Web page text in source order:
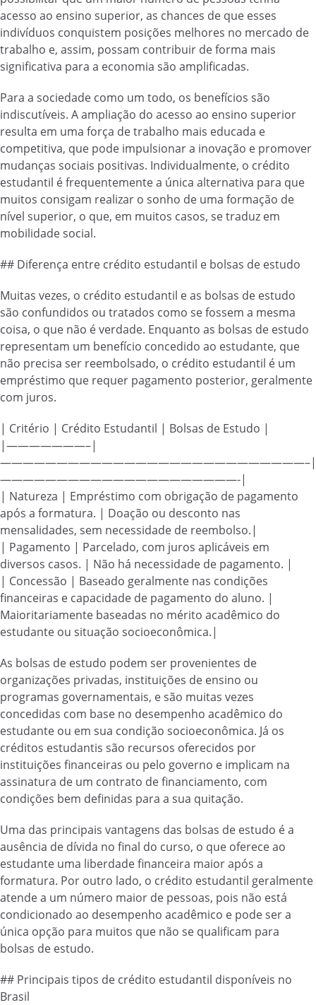
acesso ao ensino superior, as chances de que esses
indivíduos conquistem posições melhores no mercado de
trabalho e, assim, possam contribuir de forma mais
significativa para a economia são amplificadas.
Para a sociedade como um todo, os benefícios são
indiscutíveis. A ampliação do acesso ao ensino superior
resulta em uma força de trabalho mais educada e
competitiva, que pode impulsionar a inovação e promover
mudanças sociais positivas. Individualmente, o crédito
estudantil é frequentemente a única alternativa para que
muitos consigam realizar o sonho de uma formação de
nível superior, o que, em muitos casos, se traduz em
mobilidade social.
## Diferença entre crédito estudantil e bolsas de estudo
Muitas vezes, o crédito estudantil e as bolsas de estudo
são confundidos ou tratados como se fossem a mesma
coisa, o que não é verdade. Enquanto as bolsas de estudo
representam um benefício concedido ao estudante, que
não precisa ser reembolsado, o crédito estudantil é um
empréstimo que requer pagamento posterior, geralmente
com juros.
| Critério | Crédito Estudantil | Bolsas de Estudo |
|———————–|
———————————————————————————–|
—————————————————————-|
| Natureza | Empréstimo com obrigação de pagamento
após a formatura. | Doação ou desconto nas
mensalidades, sem necessidade de reembolso.|
| Pagamento | Parcelado, com juros aplicáveis em
diversos casos. | Não há necessidade de pagamento. |
| Concessão | Baseado geralmente nas condições
financeiras e capacidade de pagamento do aluno. |
Maioritariamente baseadas no mérito acadêmico do
estudante ou situação socioeconômica.|
As bolsas de estudo podem ser provenientes de
organizações privadas, instituições de ensino ou
programas governamentais, e são muitas vezes
concedidas com base no desempenho acadêmico do
estudante ou em sua condição socioeconômica. Já os
créditos estudantis são recursos oferecidos por
instituições financeiras ou pelo governo e implicam na
assinatura de um contrato de financiamento, com
condições bem definidas para a sua quitação.
Uma das principais vantagens das bolsas de estudo é a
ausência de dívida no final do curso, o que oferece ao
estudante uma liberdade financeira maior após a
formatura. Por outro lado, o crédito estudantil geralmente
atende a um número maior de pessoas, pois não está
condicionado ao desempenho acadêmico e pode ser a
única opção para muitos que não se qualificam para
bolsas de estudo.
## Principais tipos de crédito estudantil disponíveis no
Brasil